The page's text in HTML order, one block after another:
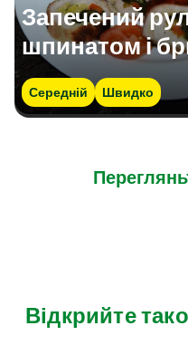
Запечений
шпинатом і
Середній Швидко
Відкрийте